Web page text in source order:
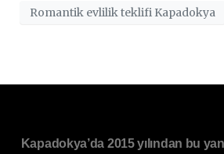
Romantik evlilik teklifi Kapadokya
Kapadokya’da 2015 yılından bu